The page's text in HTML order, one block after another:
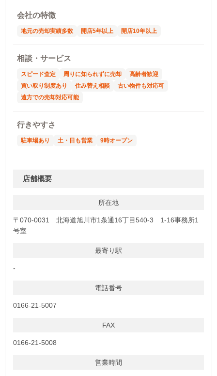
会社の特徴
地元の売却実績多数 開店5年以上 開店10年以上
相談・サービス
スピード査定 周りに知られずに売却
高齢者歓迎
買い取り制度あり
住み替え相談
古い物件も対応可
遠方での売却対応可能
行きやすさ
駐車場あり 土・日も営業 9時オープン
店舗概要
所在地
〒070-0031 北海道旭川市1条通16丁目540-3 1-16事務所1
号室
最寄り駅
-
電話番号
0166-21-5007
FAX
0166-21-5008
営業時間